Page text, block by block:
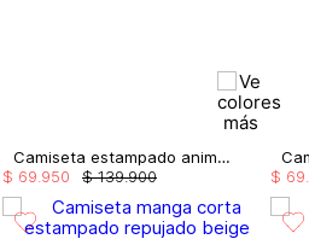
Camiseta estampado animal print
$ 139.900
$ 69 950 $ 69